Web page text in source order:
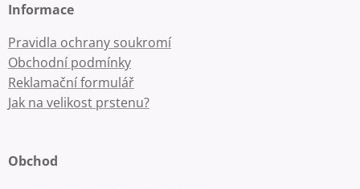
Informace
Pravidla ochrany soukromí
Obchodní podmínky
Reklamační formulář
Jak na velikost prstenu?
Obchod